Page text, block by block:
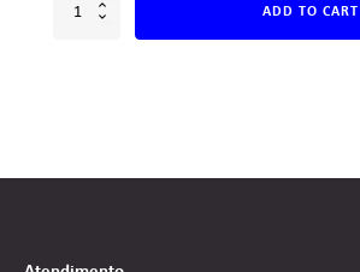
ADD TO CART